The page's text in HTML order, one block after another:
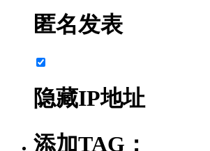
匿名发表
隐藏IP地址
添加TAG：